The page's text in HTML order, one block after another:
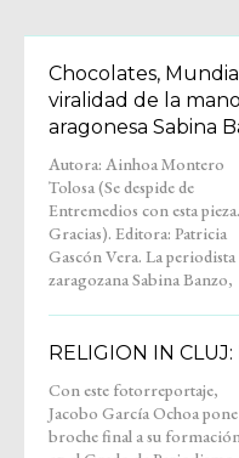
Chocolates,
viralidad de la
aragonesa Sabina
Autora: Ainhoa Montero
Tolosa (Se despide de
Entremedios con esta pieza.
Gracias). Editora: Patricia
Gascón Vera. La periodista
zaragozana Sabina Banzo,
tras años como reportera de
televisión y locutora de spots
para grandes marcas,
comenzó su andadura en
RELIGION IN
Con este fotorreportaje,
Jacobo García Ochoa
broche final a su
Letras y cierra también su
etapa como colaborador
Entremedios. Su trabajo